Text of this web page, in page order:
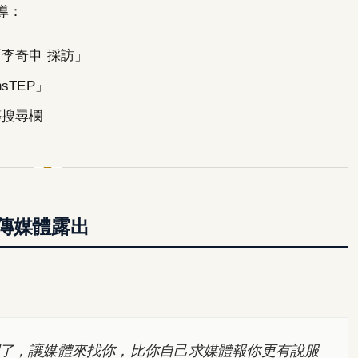
：
奇申 採訪」
」
尋欄
媒體露出
，讓媒體來找你，比你自己求媒體報你更有說服